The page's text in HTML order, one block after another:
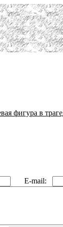
фигура в
E-mail: